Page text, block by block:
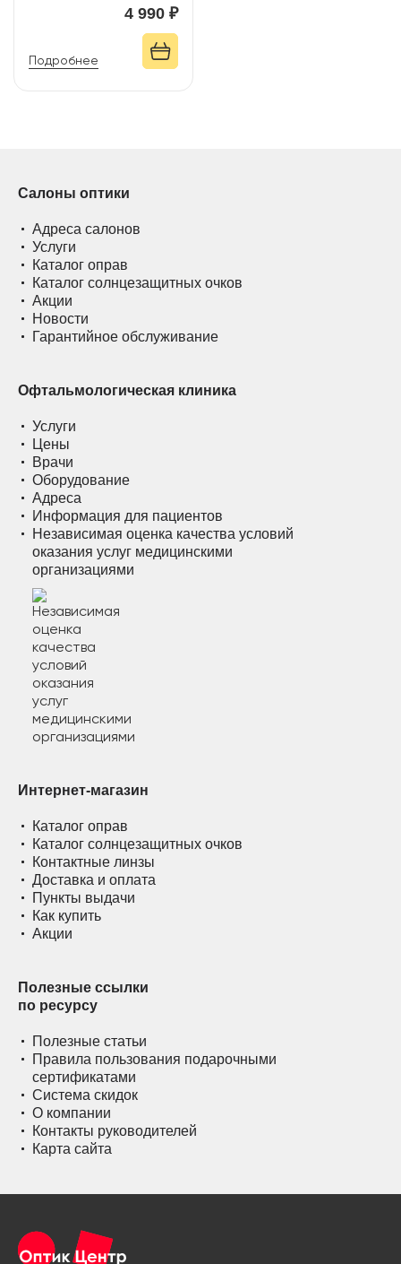
4 990 ₽
Подробнее
Салоны оптики
Адреса салонов
Услуги
Каталог оправ
Каталог солнцезащитных очков
Акции
Новости
Гарантийное обслуживание
Офтальмологическая клиника
Услуги
Цены
Врачи
Оборудование
Адреса
Информация для пациентов
Независимая оценка качества условий
оказания услуг медицинскими
организациями
Интернет-магазин
Каталог оправ
Каталог солнцезащитных очков
Контактные линзы
Доставка и оплата
Пункты выдачи
Как купить
Акции
Полезные ссылки
по ресурсу
Полезные статьи
Правила пользования подарочными
сертификатами
Система скидок
О компании
Контакты руководителей
Карта сайта